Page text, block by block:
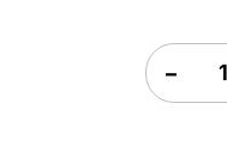
미국